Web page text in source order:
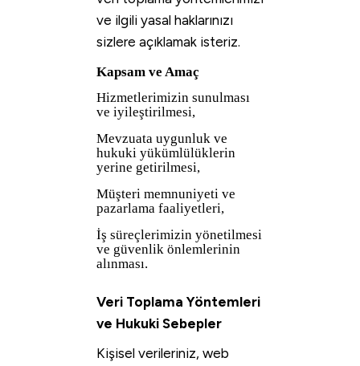
ve ilgili yasal haklarınızı
sizlere açıklamak isteriz.
Kapsam ve Amaç
Hizmetlerimizin sunulması
ve iyileştirilmesi,
Mevzuata uygunluk ve
hukuki yükümlülüklerin
yerine getirilmesi,
Müşteri memnuniyeti ve
pazarlama faaliyetleri,
İş süreçlerimizin yönetilmesi
ve güvenlik önlemlerinin
alınması.
Veri Toplama Yöntemleri
ve Hukuki Sebepler
Kişisel verileriniz, web